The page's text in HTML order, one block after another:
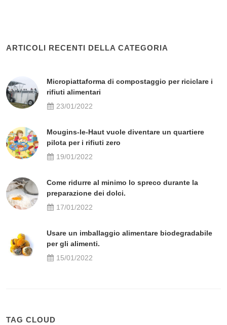
ARTICOLI RECENTI DELLA CATEGORIA
Micropiattaforma di compostaggio per riciclare i
rifiuti alimentari
23/01/2022
Mougins-le-Haut vuole diventare un quartiere
pilota per i rifiuti zero
19/01/2022
Come ridurre al minimo lo spreco durante la
preparazione dei dolci.
17/01/2022
Usare un imballaggio alimentare biodegradabile
per gli alimenti.
15/01/2022
TAG CLOUD